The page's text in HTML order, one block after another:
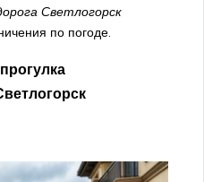
Светлогорск
по погоде.